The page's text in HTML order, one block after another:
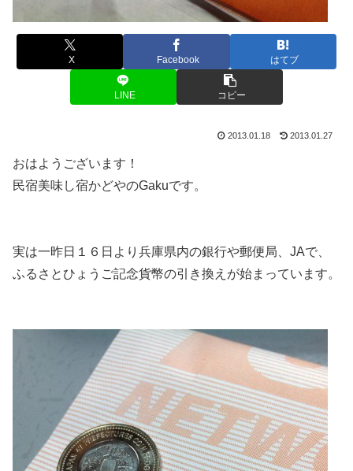
X Facebook はてブ
LINE コピー
2013.01.18 2013.01.27
おはようございます！
民宿美味し宿かどやのGakuです。
実は一昨日１６日より兵庫県内の銀行や郵便局、JAで、
ふるさとひょうご記念貨幣の引き換えが始まっています。